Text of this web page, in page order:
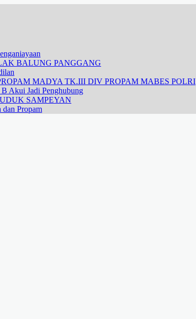
BALUNG PANGGANG
MADYA TK.III DIV PROPAM MABES POLRI
Akui Jadi Penghubung
SAMPEYAN
Propam